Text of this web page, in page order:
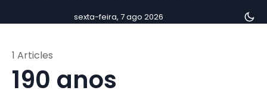
sexta-feira, 7 ago 2026
190 anos
1 Articles